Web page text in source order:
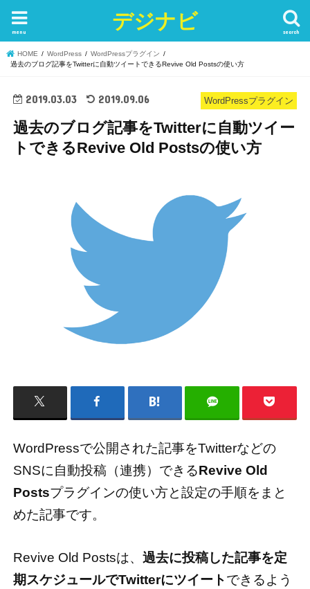
デジナビ search
menu
HOME WordPress
WordPressプラグイン
過去のブログ記事をTwitterに自動ツイートできるRevive Old Postsの使い方
WordPressプラグイン
2019.03.03 2019.09.06
過去のブログ記事をTwitterに自動ツイー
トできるRevive Old Postsの使い方
WordPressで公開された記事をTwitterなどの
SNSに自動投稿（連携）できるRevive Old
Postsプラグインの使い方と設定の手順をまと
めた記事です。
Revive Old Postsは、 過去に投稿した記事を定
期スケジュールでTwitterにツイートできるよう